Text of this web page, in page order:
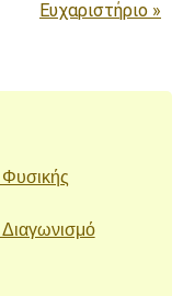
Ευχαριστήριο »
Φυσικής
Διαγωνισμό